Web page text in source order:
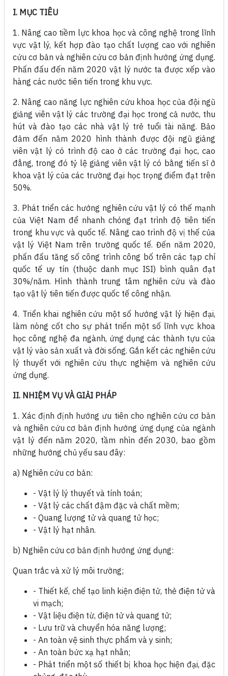
I. MỤC TIÊU
1. Nâng cao tiềm lực khoa học và công nghệ trong lĩnh
vực vật lý, kết hợp đào tạo chất lượng cao với nghiên
cứu cơ bản và nghiên cứu cơ bản định hướng ứng dụng.
Phấn đấu đến năm 2020 vật lý nước ta được xếp vào
hàng các nước tiên tiến trong khu vực.
2. Nâng cao năng lực nghiên cứu khoa học của đội ngũ
giảng viên vật lý các trường đại học trong cả nước, thu
hút và đào tạo các nhà vật lý trẻ tuổi tài năng. Bảo
đảm đến năm 2020 hình thành được đội ngũ giảng
viên vật lý có trình độ cao ở các trường đại học, cao
đẳng, trong đó tỷ lệ giảng viên vật lý có bằng tiến sĩ ở
khoa vật lý của các trường đại học trọng điểm đạt trên
50%.
3. Phát triển các hướng nghiên cứu vật lý có thế mạnh
của Việt Nam để nhanh chóng đạt trình độ tiên tiến
trong khu vực và quốc tế. Nâng cao trình độ vị thế của
vật lý Việt Nam trên trường quốc tế. Đến năm 2020,
phấn đấu tăng số công trình công bố trên các tạp chí
quốc tế uy tín (thuộc danh mục ISI) bình quân đạt
30%/năm. Hình thành trung tâm nghiên cứu và đào
tạo vật lý tiên tiến được quốc tế công nhận.
4. Triển khai nghiên cứu một số hướng vật lý hiện đại,
làm nòng cốt cho sự phát triển một số lĩnh vực khoa
học công nghệ đa ngành, ứng dụng các thành tựu của
vật lý vào sản xuất và đời sống. Gắn kết các nghiên cứu
lý thuyết với nghiên cứu thực nghiệm và nghiên cứu
ứng dụng.
II. NHIỆM VỤ VÀ GIẢI PHÁP
1. Xác định định hướng ưu tiên cho nghiên cứu cơ bản
và nghiên cứu cơ bản định hướng ứng dụng của ngành
vật lý đến năm 2020, tầm nhìn đến 2030, bao gồm
những hướng chủ yếu sau đây:
a) Nghiên cứu cơ bản:
- Vật lý lý thuyết và tính toán;
- Vật lý các chất đậm đặc và chất mềm;
- Quang lượng tử và quang tử học;
- Vật lý hạt nhân.
b) Nghiên cứu cơ bản định hướng ứng dụng:
Quan trắc và xử lý môi trường;
- Thiết kế, chế tạo linh kiện điện tử, thẻ điện tử và
vi mạch;
- Vật liệu điện từ, điện tử và quang tử;
- Lưu trữ và chuyển hóa năng lượng;
- An toàn vệ sinh thực phẩm và y sinh;
- An toàn bức xạ hạt nhân;
- Phát triển một số thiết bị khoa học hiện đại, đặc